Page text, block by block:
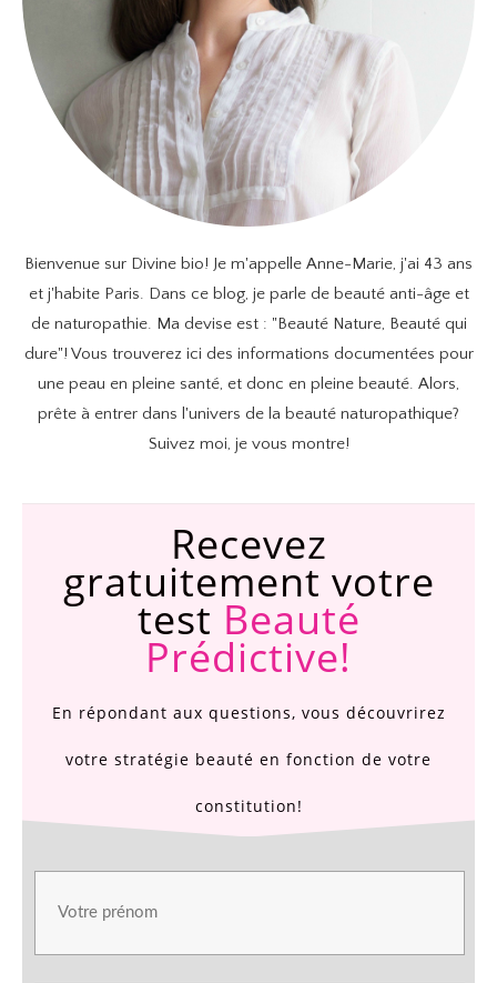
Bienvenue sur Divine bio! Je m'appelle Anne-Marie, j'ai 43 ans
et j'habite Paris. Dans ce blog, je parle de beauté anti-âge et
de naturopathie. Ma devise est : "Beauté Nature, Beauté qui
dure"! Vous trouverez ici des informations documentées pour
une peau en pleine santé, et donc en pleine beauté. Alors,
prête à entrer dans l'univers de la beauté naturopathique?
Suivez moi, je vous montre!
​Recevez
gratuitement votre
test Beauté
Prédictive!
En répondant aux questions, vous découvrirez
votre stratégie beauté en fonction de votre
constitution!